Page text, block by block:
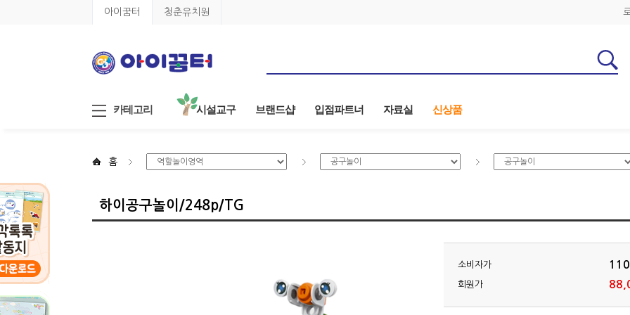
아이꿈터 청춘유치원
카테고리 시설교구 브랜드샵 입점파트너 자료실 신상품
홈
하이공구놀이/248p/TG
소비자가
회원가